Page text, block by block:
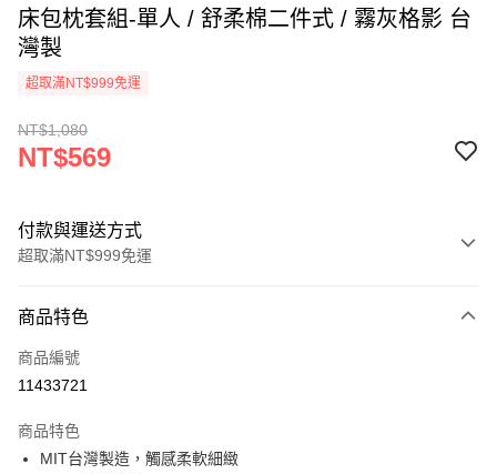
床包枕套組-單人 / 舒柔棉二件式 / 霧灰格影 台
灣製
超取滿NT$999免運
NT$1,080
NT$569
付款與運送方式
超取滿NT$999免運
信用卡一次付款
信用卡分期付款
合作金庫商業銀行
華南商業銀行
超商取貨付款
商品特色
商品編號
11433721
商品特色
MIT台灣製造，觸感柔軟細緻